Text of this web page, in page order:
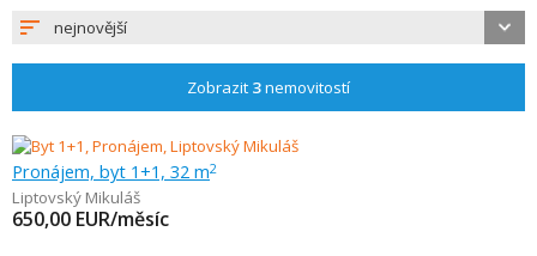
nejnovější
Zobrazit 3nemovitostí
Pronájem, byt 1+1, 32 m2
Liptovský Mikuláš
650,00 EUR/měsíc